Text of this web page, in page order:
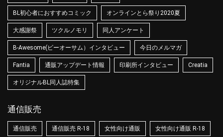
BL初心者におすすめコミック オンラインとら祭り2020夏
大感謝祭 ツクルノモリ 同人アンケート
B-Awesome(ビーオーサム）インタビュー 今日のメルマガ
Fantia 通販アップデート情報 印刷所インタビュー Creatia
オリジナルBL同人誌特集
通信販売
通信販売 通信販売 R-18 女性向け通販 女性向け通販 R-18